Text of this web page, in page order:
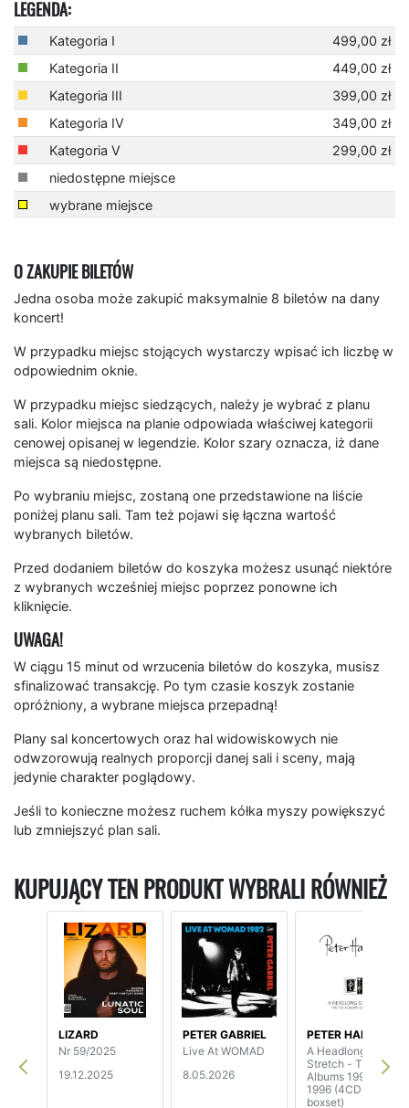
LEGENDA:
Kategoria I
499,00 zł
Kategoria II
449,00 zł
Kategoria III
399,00 zł
Kategoria IV
349,00 zł
Kategoria V
299,00 zł
niedostępne miejsce
wybrane miejsce
O ZAKUPIE BILETÓW
Jedna osoba może zakupić maksymalnie 8 biletów na dany
koncert!
W przypadku miejsc stojących wystarczy wpisać ich liczbę w
odpowiednim oknie.
W przypadku miejsc siedzących, należy je wybrać z planu
sali. Kolor miejsca na planie odpowiada właściwej kategorii
cenowej opisanej w legendzie. Kolor szary oznacza, iż dane
miejsca są niedostępne.
Po wybraniu miejsc, zostaną one przedstawione na liście
poniżej planu sali. Tam też pojawi się łączna wartość
wybranych biletów.
Przed dodaniem biletów do koszyka możesz usunąć niektóre
z wybranych wcześniej miejsc poprzez ponowne ich
kliknięcie.
UWAGA!
W ciągu 15 minut od wrzucenia biletów do koszyka, musisz
sfinalizować transakcję. Po tym czasie koszyk zostanie
opróżniony, a wybrane miejsca przepadną!
Plany sal koncertowych oraz hal widowiskowych nie
odwzorowują realnych proporcji danej sali i sceny, mają
jedynie charakter poglądowy.
Jeśli to konieczne możesz ruchem kółka myszy powiększyć
lub zmniejszyć plan sali.
KUPUJĄCY TEN PRODUKT WYBRALI RÓWNIEŻ
LIZARD
Nr 59/2025
19.12.2025
PETER GABRIEL
Live At WOMAD
8.05.2026
PETER HAMMILL
A Headlong
Stretch - The Fie!
Albums 1992-
1996 (4CD
boxset)